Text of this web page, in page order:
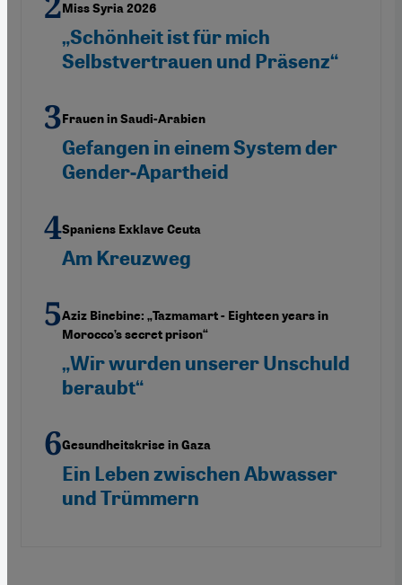
Miss Syria 2026
„Schönheit ist für mich
Selbstvertrauen und Präsenz“
Frauen in Saudi-Arabien
Gefangen in einem System der
Gender-Apartheid
Spaniens Exklave Ceuta
Am Kreuzweg
Aziz Binebine: „Tazmamart - Eighteen years in
Morocco’s secret prison“
„Wir wurden unserer Unschuld
beraubt“
Gesundheitskrise in Gaza
Ein Leben zwischen Abwasser
und Trümmern